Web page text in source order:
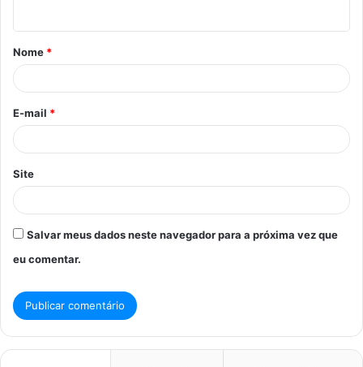
á
r
i
*
Nome *
E-mail *
Site
Salvar meus dados neste navegador para a próxima vez que
eu comentar.